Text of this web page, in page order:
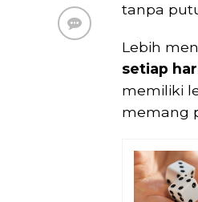
tanpa
Lebih
setiap
memiliki
memang